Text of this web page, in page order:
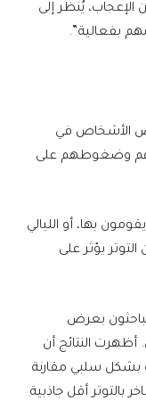
الإعجاب، يُنظر إلى
بفعالية”.
الأشخاص في
وضغوطهم على
بها، أو الليالي
يؤثر على
قام الباحثون بعرض
النتائج أن
بشكل سلبي مقارنة
بالتوتر أقل جاذبية